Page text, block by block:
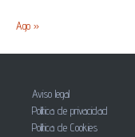
Ago »
Aviso legal
Política de privacidad
Política de Cookies